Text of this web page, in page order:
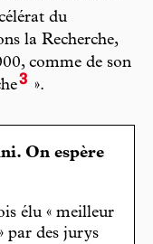
du
la Recherche,
comme de son
3 ».
On espère
élu « meilleur
par des jurys